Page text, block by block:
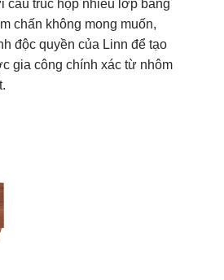
cấu trúc hộp nhiều lớp bằng
chấn không mong muốn,
độc quyền của Linn để tạo
gia công chính xác từ nhôm